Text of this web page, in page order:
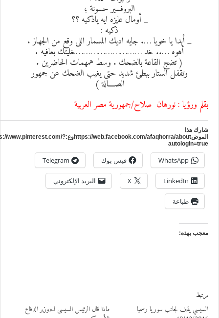
البروفسير حسونة ؛
_ أومال عايزه ايه ياذكيه ؟؟
ذكيه :
_ أبدا يا خويا …. جايه اديك المسمار اللى وقع من الجهاز .
أهوه ….. خد ………………………خليتك بعافيه .
( تضج القاعة بالضحك . وسط همهمات الحاضرين .
وتقفل الستار ببطئ شديد حتى يغيب الضحك عن جمهور
الصــــالة )
ورؤيا : نورهان صلاح/جمهورية مصر العربية
هذا
الموضhttps://web.facebook.com/afaqhorra/aboutوع:https://www.pinterest.com/?
WhatsApp فيس بوك Telegram
LinkedIn
X البريد الإلكتروني
طباعة
بهذه:
يقف لجانب سوريا رسميا
ماذا قال الرئيس السيسى لـ«وزير الدفاع